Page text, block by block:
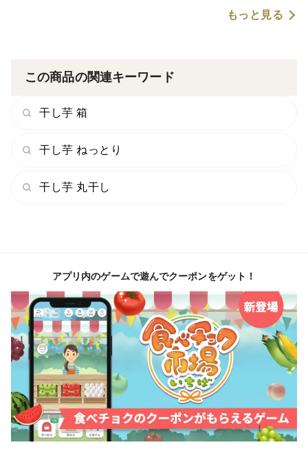
もっと見る
この商品の関連キーワード
干し芋 箱
干し芋 ねっとり
干し芋 丸干し
アプリ内のゲームで遊んでクーポンをゲット！